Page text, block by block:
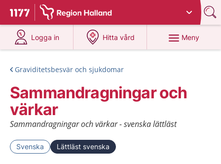
Till startsidan för 1177
Du har valt region Halland
Logga in
på 1177.se
Hitta vård
på 1177.se
Meny
Graviditetsbesvär och sjukdomar
Sammandragningar och
värkar
Sammandragningar och värkar - svenska lättläst
Svenska Lättläst svenska